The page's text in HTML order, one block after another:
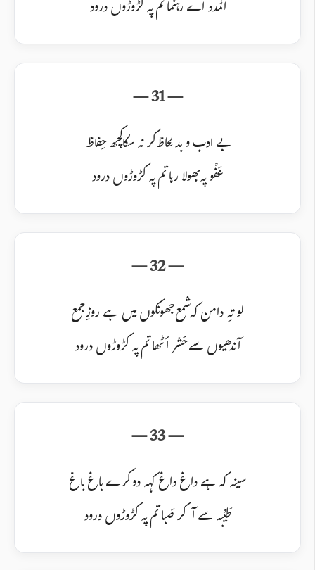
اَلْمَدد اے رہنما تم پہ کڑوڑوں درود
بے ادب و بد لِحاظ کر نہ سکا کچھ حِفاظ
عَفْو پہ بھولا رہا تم پہ کڑوڑوں درود
لو تہِ دامن کہ شمع جھونکوں میں ہے روزِ جمع
آندھیوں سے حَشر اُٹھا تم پہ کڑوڑوں درود
سینہ کہ ہے داغ داغ کہہ دو کرے باغ باغ
طَیْبہ سے آکر صَبا تم پہ کڑوڑوں درود